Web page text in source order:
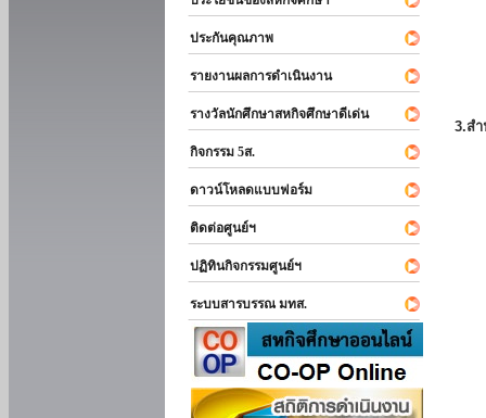
ประกันคุณภาพ
รายงานผลการดำเนินงาน
รางวัลนักศึกษาสหกิจศึกษาดีเด่น
กิจกรรม 5ส.
ดาวน์โหลดแบบฟอร์ม
ติดต่อศูนย์ฯ
ปฏิทินกิจกรรมศูนย์ฯ
ระบบสารบรรณ มทส.
3.ส